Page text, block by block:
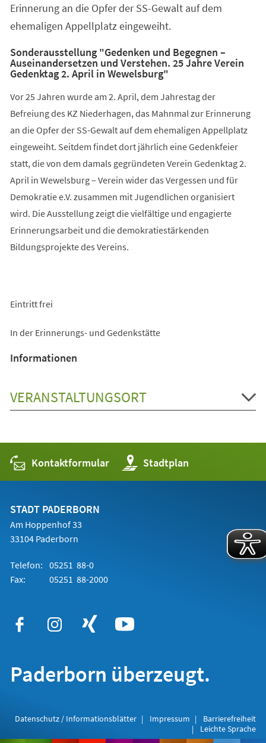
Erinnerung an die Opfer der SS-Gewalt auf dem
ehemaligen Appellplatz eingeweiht.
Sonderausstellung "Gedenken und Begegnen –
Auseinandersetzen und Verstehen. 25 Jahre Verein
Gedenktag 2. April in Wewelsburg"
Vor 25 Jahren wurde am 2. April, dem Jahrestag der
Befreiung des KZ Niederhagen, das Mahnmal zur Erinnerung
an die Opfer der SS-Gewalt auf dem ehemaligen Appellplatz
eingeweiht. Seitdem findet dort jährlich eine Gedenkfeier
statt, die von dem damals gegründeten Verein Gedenktag 2.
April in Wewelsburg – Verein wider das Vergessen und für
Demokratie e.V. zusammen mit Jugendlichen organisiert
wird. Die Ausstellung zeigt die vielfältige und engagierte
Erinnerungsarbeit und die demokratiestärkenden
Bildungsprojekte des Vereins.
Eintritt frei
In der Erinnerungs- und Gedenkstätte
Informationen
VERANSTALTUNGSORT
Kontaktformular Stadtplan
(Öffnet
in
einem
STADT PADERBORN
Am Hoppenhof 33
33104 Paderborn
Telefon: 05251 88-0
Fax:
05251 88-2000
Paderborn überzeugt.
Datenschutz / Informationsblätter Impressum
Barrierefreiheit
Leichte Sprache